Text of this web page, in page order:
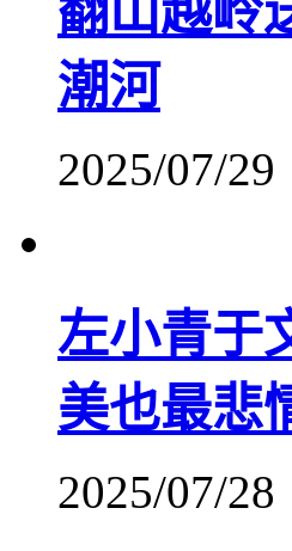
翻山越岭
潮河
2025/07/29
左小青于
美也最悲
2025/07/28